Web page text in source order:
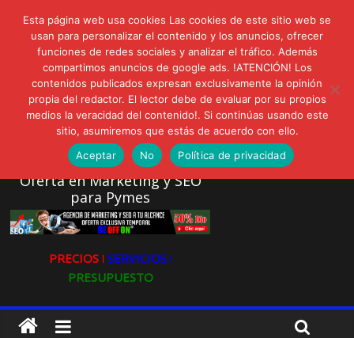
lunes, agosto 3, 2026
Novedades:
AVISPEX PLUS FORTE Bioeffitech y Protección natural sin
dañar el entorno
LIVAM estrena Agua de Sal
Ultravioleta Radio, Cómo una radio sin fines comerciales
conquistó a miles de oyentes
IA: Su importancia en las redes sociales
Gravatar: Tu Huella Digital en las Redes Sociales
Oferta en Marketing y SEO
para Pymes
PRECIOS ǀ SERVICIOS ǀ
PRESUPUESTO
Esta página web usa cookies Las cookies de este sitio web se
usan para personalizar el contenido y los anuncios, ofrecer
funciones de redes sociales y analizar el tráfico. Además
compartimos anuncios de google ads. !ATENCIÓN! Los
contenidos publicados expresan exclusivamente la opinión
propia del redactor. El lector debe de evaluar por su propios
medios la veracidad del contenido!. Si continúas usando este
sitio, asumiremos que estás de acuerdo con ello.
Aceptar
No Política de privacidad